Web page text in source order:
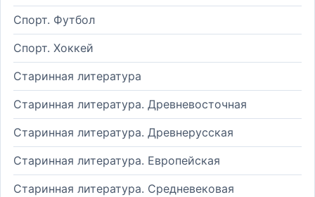
Спорт. Футбол
Спорт. Хоккей
Старинная литература
Старинная литература. Древневосточная
Старинная литература. Древнерусская
Старинная литература. Европейская
Старинная литература. Средневековая